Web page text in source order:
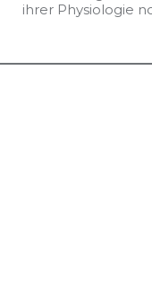
ihrer Physiologie